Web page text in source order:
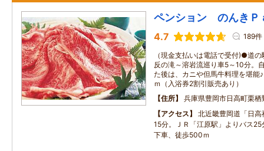
ペンション のんきＰ
4.7 189件
（現金支払いは電話で受付)●道
反の滝～溶岩流巡り車5～10分。
た後は、カニや但馬牛料理を堪
ｍ（入浴券2割引販売あり）
住所
兵庫県豊岡市日高町栗栖
アクセス
北近畿豊岡道「日
15分。ＪＲ「江原駅」よりバス
下車、徒歩500ｍ